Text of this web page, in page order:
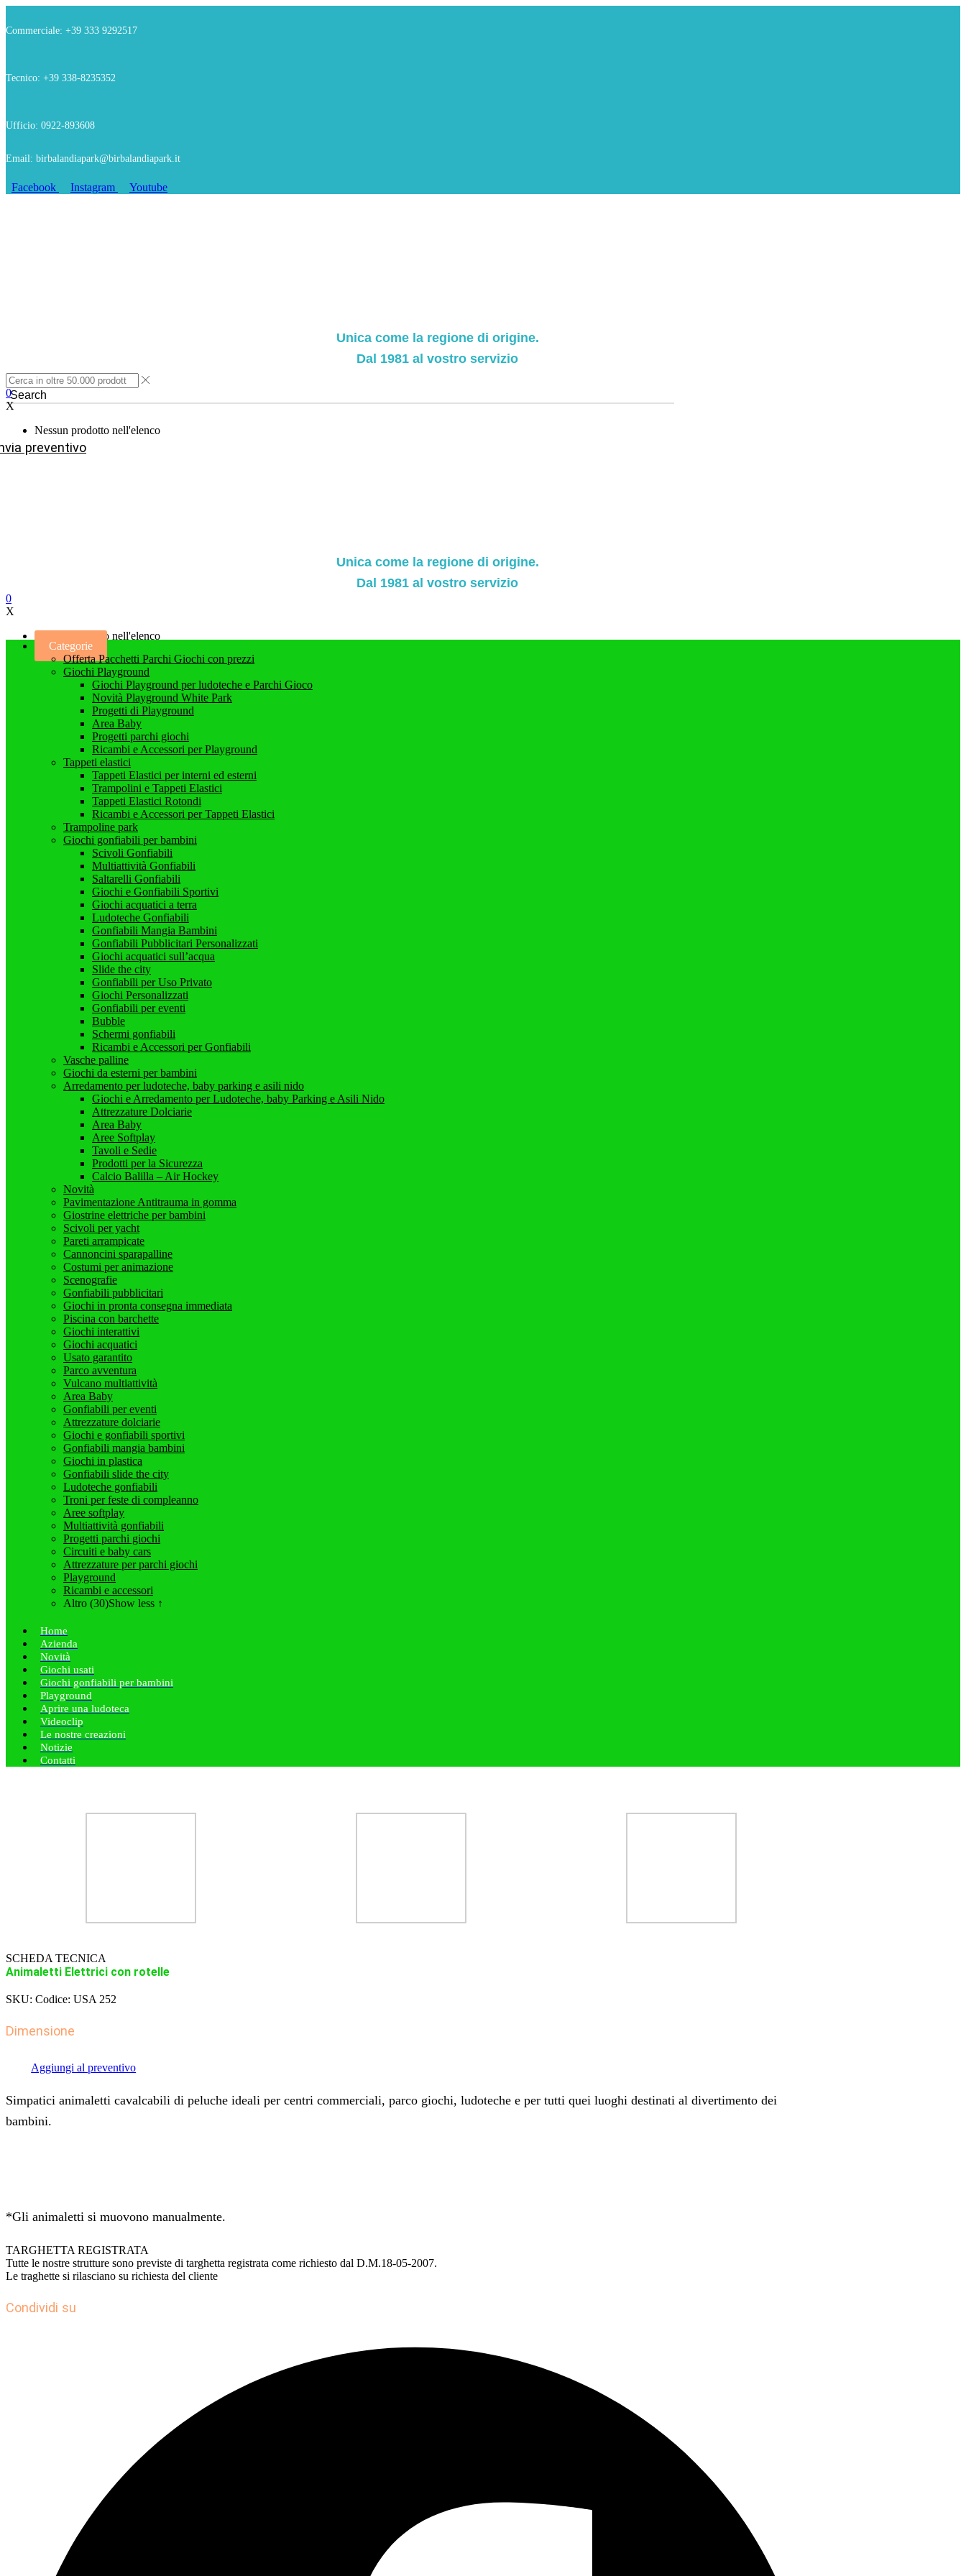
Commerciale: +39 333 9292517
Tecnico: +39 338-8235352
Ufficio: 0922-893608
Email: birbalandiapark@birbalandiapark.it
Facebook Instagram Youtube
Unica come la regione di origine.
Dal 1981 al vostro servizio
Search
0
X
Nessun prodotto nell'elenco
preventivo
Unica come la regione di origine.
Dal 1981 al vostro servizio
0
X
Nessun prodotto nell'elenco
Categorie
Offerta Pacchetti Parchi Giochi con prezzi
Giochi Playground
Giochi Playground per ludoteche e Parchi Gioco
Novità Playground White Park
Progetti di Playground
Area Baby
Progetti parchi giochi
Ricambi e Accessori per Playground
Tappeti elastici
Tappeti Elastici per interni ed esterni
Trampolini e Tappeti Elastici
Tappeti Elastici Rotondi
Ricambi e Accessori per Tappeti Elastici
Trampoline park
Giochi gonfiabili per bambini
Scivoli Gonfiabili
Multiattività Gonfiabili
Saltarelli Gonfiabili
Giochi e Gonfiabili Sportivi
Giochi acquatici a terra
Ludoteche Gonfiabili
Gonfiabili Mangia Bambini
Gonfiabili Pubblicitari Personalizzati
Giochi acquatici sull’acqua
Slide the city
Gonfiabili per Uso Privato
Giochi Personalizzati
Gonfiabili per eventi
Bubble
Schermi gonfiabili
Ricambi e Accessori per Gonfiabili
Vasche palline
Giochi da esterni per bambini
Arredamento per ludoteche, baby parking e asili nido
Giochi e Arredamento per Ludoteche, baby Parking e Asili Nido
Attrezzature Dolciarie
Area Baby
Aree Softplay
Tavoli e Sedie
Prodotti per la Sicurezza
Calcio Balilla – Air Hockey
Novità
Pavimentazione Antitrauma in gomma
Giostrine elettriche per bambini
Scivoli per yacht
Pareti arrampicate
Cannoncini sparapalline
Costumi per animazione
Scenografie
Gonfiabili pubblicitari
Giochi in pronta consegna immediata
Piscina con barchette
Giochi interattivi
Giochi acquatici
Usato garantito
Parco avventura
Vulcano multiattività
Area Baby
Gonfiabili per eventi
Attrezzature dolciarie
Giochi e gonfiabili sportivi
Gonfiabili mangia bambini
Giochi in plastica
Gonfiabili slide the city
Ludoteche gonfiabili
Troni per feste di compleanno
Aree softplay
Multiattività gonfiabili
Progetti parchi giochi
Circuiti e baby cars
Attrezzature per parchi giochi
Playground
Ricambi e accessori
Altro (30)Show less ↑
Home
Azienda
Novità
Giochi usati
Giochi gonfiabili per bambini
Playground
Aprire una ludoteca
Videoclip
Le nostre creazioni
Notizie
Contatti
SCHEDA TECNICA
Animaletti Elettrici con rotelle
SKU: Codice: USA 252
Dimensione
Aggiungi al preventivo
Simpatici animaletti cavalcabili di peluche ideali per centri commerciali, parco giochi, ludoteche e per tutti quei luoghi destinati al divertimento dei
bambini.
*Gli animaletti si muovono manualmente.
TARGHETTA REGISTRATA
Tutte le nostre strutture sono previste di targhetta registrata come richiesto dal D.M.18-05-2007.
Le traghette si rilasciano su richiesta del cliente
Condividi su